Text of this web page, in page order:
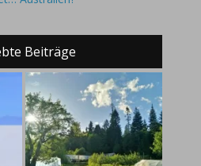
Beiträge